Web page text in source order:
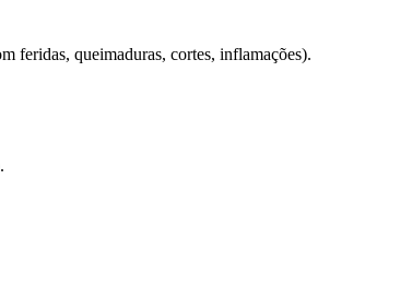
feridas, queimaduras, cortes, inflamações).